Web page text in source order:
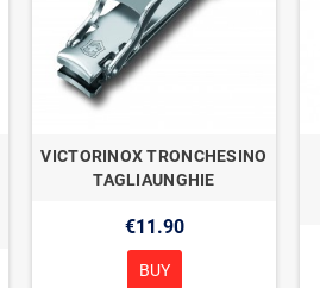
VICTORINOX TRONCHESINO
TAGLIAUNGHIE
€11.90
BUY